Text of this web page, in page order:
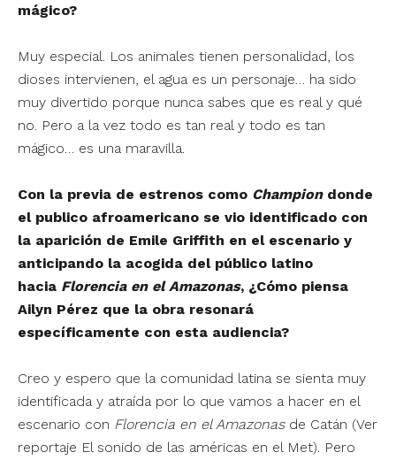
mágico?
Muy especial. Los animales tienen personalidad, los
dioses intervienen, el agua es un personaje… ha sido
muy divertido porque nunca sabes que es real y qué
no. Pero a la vez todo es tan real y todo es tan
mágico… es una maravilla.
Con la previa de estrenos como Championdonde
el publico afroamericano se vio identificado con
la aparición de Emile Griffith en el escenario y
anticipando la acogida del público latino
hacia Florencia en el Amazonas, ¿Cómo piensa
Ailyn Pérez que la obra resonará
específicamente con esta audiencia?
Creo y espero que la comunidad latina se sienta muy
identificada y atraída por lo que vamos a hacer en el
escenario con Florencia en el Amazonasde Catán (Ver
reportaje El sonido de las américas en el Met). Pero